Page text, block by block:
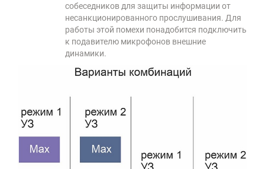
собеседников для защиты информации от
несанкционированного прослушивания. Для
работы этой помехи понадобится подключить
к подавителю микрофонов внешние
динамики.